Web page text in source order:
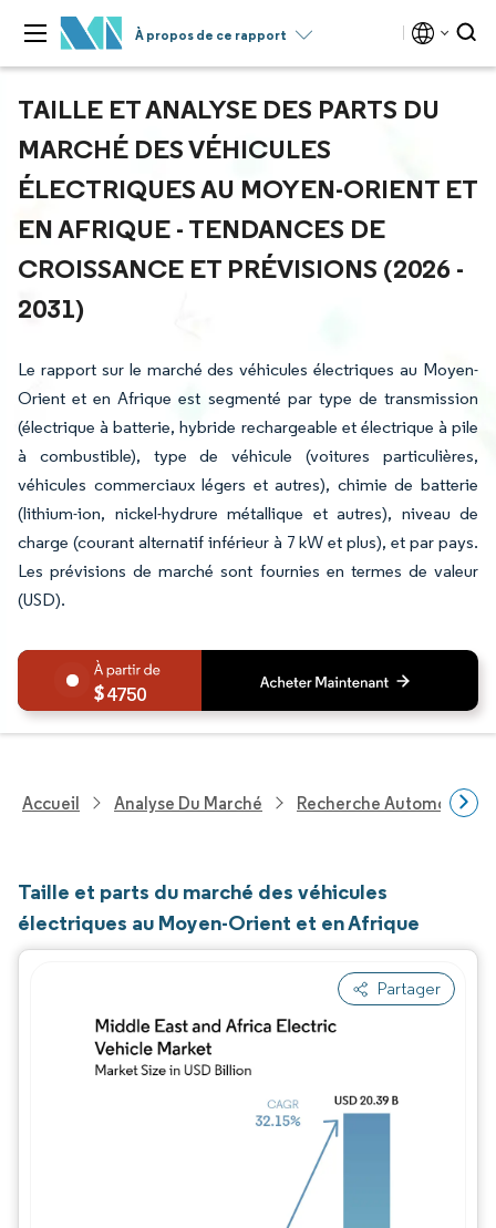
À propos de ce rapport
TAILLE ET ANALYSE DES PARTS DU
MARCHÉ DES VÉHICULES
ÉLECTRIQUES AU MOYEN-ORIENT ET
EN AFRIQUE - TENDANCES DE
CROISSANCE ET PRÉVISIONS (2026 -
2031)
Le rapport sur le marché des véhicules électriques au Moyen-
Orient et en Afrique est segmenté par type de transmission
(électrique à batterie, hybride rechargeable et électrique à pile
à combustible), type de véhicule (voitures particulières,
véhicules commerciaux légers et autres), chimie de batterie
(lithium-ion, nickel-hydrure métallique et autres), niveau de
charge (courant alternatif inférieur à 7 kW et plus), et par pays.
Les prévisions de marché sont fournies en termes de valeur
(USD).
4750
Accueil Analyse Du Marché Recherche Automobile
Taille et parts du marché des véhicules
électriques au Moyen-Orient et en Afrique
Partager